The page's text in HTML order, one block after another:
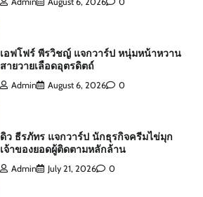
August 6, 2026
ดิว ธีรภัทร แจกวาร์ป นักธุรกิจครีมไข่มุก
เจ้าของยอดผู้ติดตามหลักล้าน
July 21, 2026
สกาย พิเชษฐ์ แจกวาร์ป Top 10 Mister
International Thailand 2025
August 6, 2026